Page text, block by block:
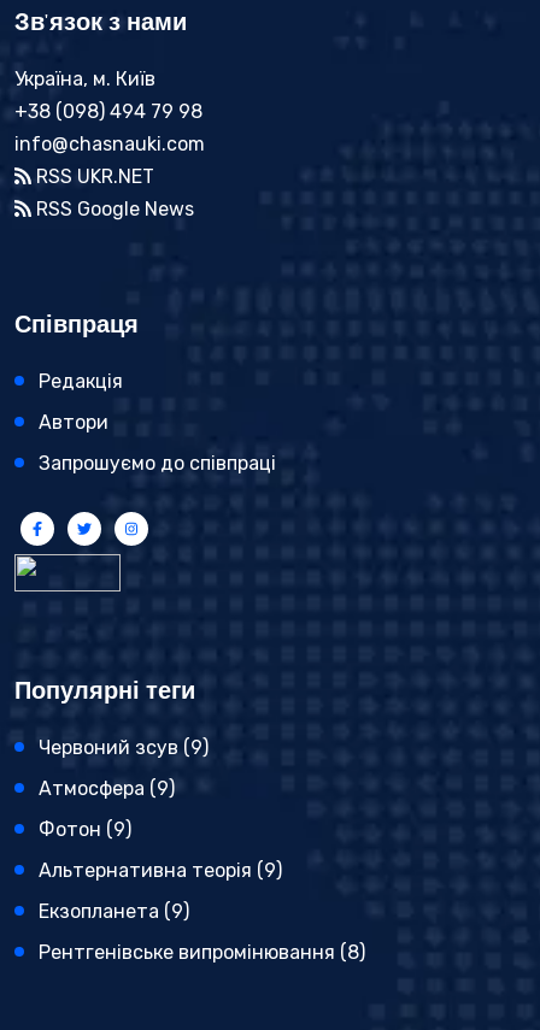
Зв'язок з нами
Україна, м. Київ
+38 (098) 494 79 98
info@chasnauki.com
RSS UKR.NET
RSS Google News
Співпраця
Редакція
Автори
Запрошуємо до співпраці
Популярні теги
Червоний зсув (9)
Атмосфера (9)
Фотон (9)
Альтернативна теорія (9)
Екзопланета (9)
Рентгенівське випромінювання (8)